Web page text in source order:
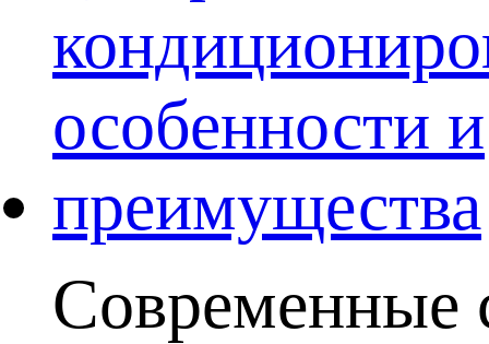
Современные